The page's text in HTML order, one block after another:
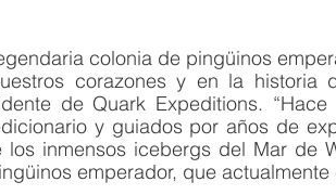
colonia de pingüinos
corazones y en la historia
de Quark Expeditions.
y guiados por años de
los inmensos icebergs del Mar de
emperador, que